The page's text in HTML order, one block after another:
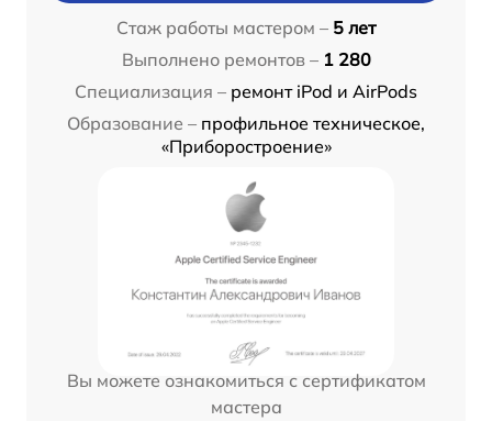
Стаж работы мастером – 5 лет
Выполнено ремонтов – 1 280
Специализация – ремонт iPod и AirPods
Образование – профильное техническое,
«Приборостроение»
Вы можете ознакомиться с сертификатом
мастера